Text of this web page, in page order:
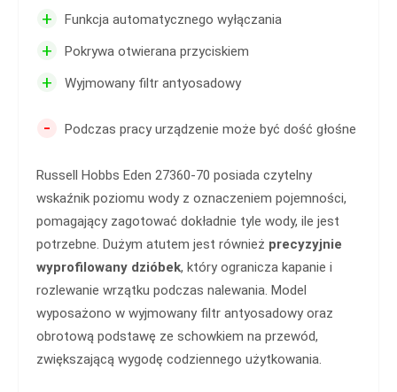
+ Funkcja automatycznego wyłączania
+ Pokrywa otwierana przyciskiem
+ Wyjmowany filtr antyosadowy
- Podczas pracy urządzenie może być dość głośne
Russell Hobbs Eden 27360-70 posiada czytelny
wskaźnik poziomu wody z oznaczeniem pojemności,
pomagający zagotować dokładnie tyle wody, ile jest
potrzebne. Dużym atutem jest również precyzyjnie
wyprofilowany dzióbek, który ogranicza kapanie i
rozlewanie wrzątku podczas nalewania. Model
wyposażono w wyjmowany filtr antyosadowy oraz
obrotową podstawę ze schowkiem na przewód,
zwiększającą wygodę codziennego użytkowania.